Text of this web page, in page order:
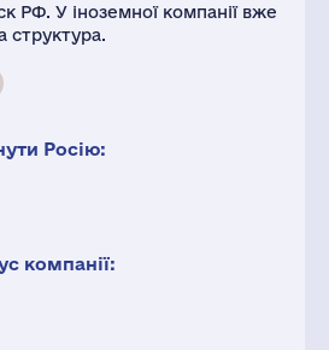
РФ. У іноземної компанії вже
структура.
Росію:
компанії: